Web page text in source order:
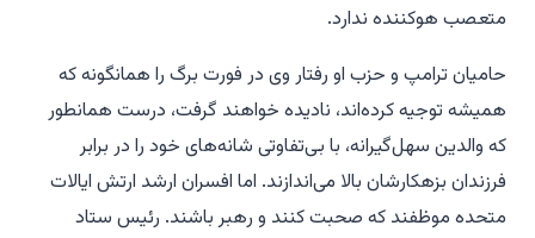
متعصب هوکننده ندارد.
حامیان ترامپ و حزب او رفتار وی در فورت برگ را همانگونه که
همیشه توجیه کرده‌اند، نادیده خواهند گرفت، درست همانطور
که والدین سهل‌گیرانه، با بی‌تفاوتی شانه‌های خود را در برابر
فرزندان بزهکارشان بالا می‌اندازند. اما افسران ارشد ارتش ایالات
متحده موظفند که صحبت کنند و رهبر باشند. رئیس ستاد